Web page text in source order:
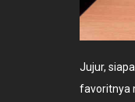
Jujur,
favoritnya